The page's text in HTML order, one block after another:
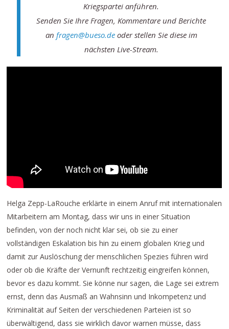
Kriegspartei anführen.
Senden Sie Ihre Fragen, Kommentare und Berichte
an fragen@bueso.deoder stellen Sie diese im
nächsten Live-Stream.
Helga Zepp-LaRouche erklärte in einem Anruf mit internationalen
Mitarbeitern am Montag, dass wir uns in einer Situation
befinden, von der noch nicht klar sei, ob sie zu einer
vollständigen Eskalation bis hin zu einem globalen Krieg und
damit zur Auslöschung der menschlichen Spezies führen wird
oder ob die Kräfte der Vernunft rechtzeitig eingreifen können,
bevor es dazu kommt. Sie könne nur sagen, die Lage sei extrem
ernst, denn das Ausmaß an Wahnsinn und Inkompetenz und
Kriminalität auf Seiten der verschiedenen Parteien ist so
überwältigend, dass sie wirklich davor warnen müsse, dass